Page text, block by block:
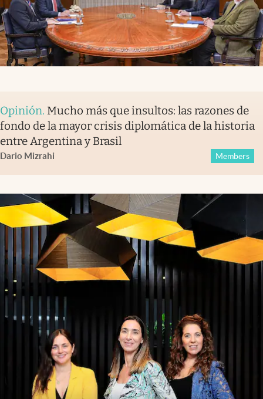
Opinión. Mucho más que insultos: las razones de
fondo de la mayor crisis diplomática de la historia
entre Argentina y Brasil
Dario Mizrahi Members